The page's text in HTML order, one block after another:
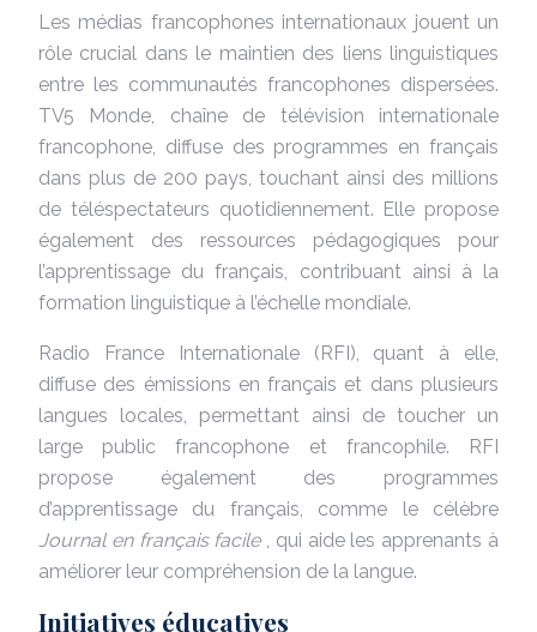
Les médias francophones internationaux jouent un
rôle crucial dans le maintien des liens linguistiques
entre les communautés francophones dispersées.
TV5 Monde, chaîne de télévision internationale
francophone, diffuse des programmes en français
dans plus de 200 pays, touchant ainsi des millions
de téléspectateurs quotidiennement. Elle propose
également des ressources pédagogiques pour
l’apprentissage du français, contribuant ainsi à la
formation linguistique à l’échelle mondiale.
Radio France Internationale (RFI), quant à elle,
diffuse des émissions en français et dans plusieurs
langues locales, permettant ainsi de toucher un
large public francophone et francophile. RFI
propose également des programmes
d’apprentissage du français, comme le célèbre
Journal en français facile
, qui aide les apprenants à
améliorer leur compréhension de la langue.
Initiatives éducatives